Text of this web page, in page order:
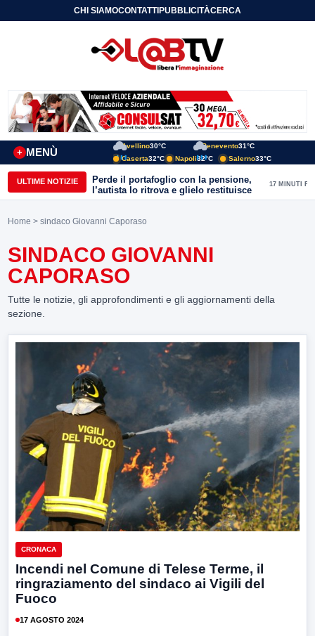
CHI SIAMOCONTATTIPUBBLICITÀCERCA
MENÙ
+
Avellino30°C Benevento31°C
Caserta32°C Napoli32°C Salerno33°C
ULTIME NOTIZIE
Perde il portafoglio con la pensione,
l’autista lo ritrova e glielo restituisce
17 MINUTI FA
Home > sindaco Giovanni Caporaso
SINDACO GIOVANNI
CAPORASO
Tutte le notizie, gli approfondimenti e gli aggiornamenti della
sezione.
CRONACA
Incendi nel Comune di Telese Terme, il
ringraziamento del sindaco ai Vigili del
Fuoco
17 AGOSTO 2024